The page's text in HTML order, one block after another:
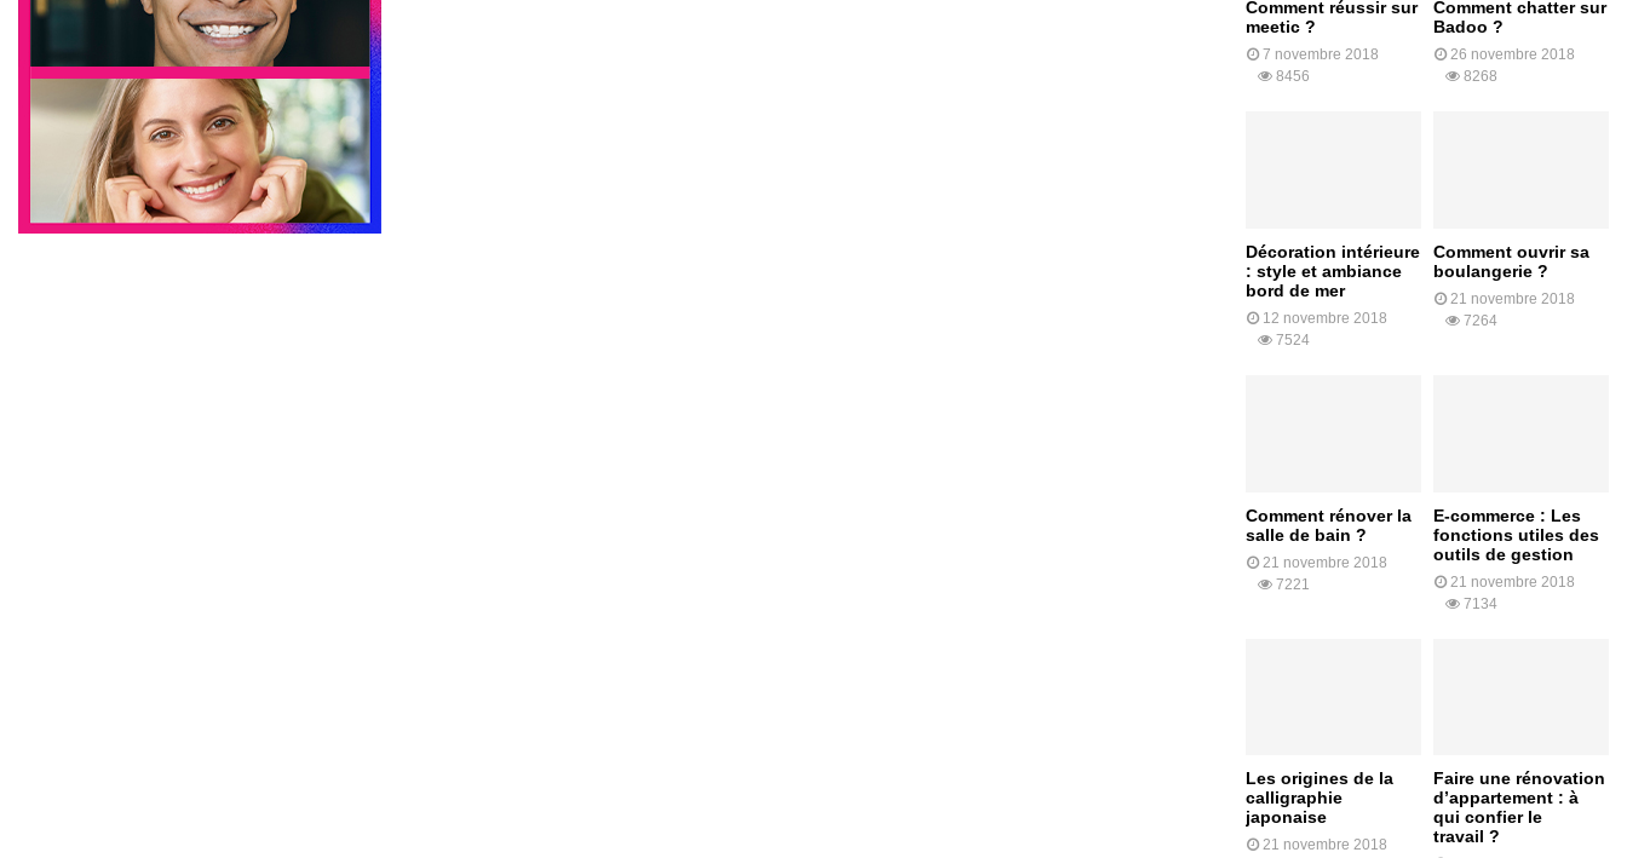
Comment réussir sur
meetic ?
7 novembre 2018
8456
Comment chatter sur
Badoo ?
26 novembre 2018
8268
Décoration intérieure
: style et ambiance
bord de mer
12 novembre 2018
7524
Comment ouvrir sa
boulangerie ?
21 novembre 2018
7264
Comment rénover la
salle de bain ?
21 novembre 2018
7221
E-commerce : Les
fonctions utiles des
outils de gestion
21 novembre 2018
7134
Les origines de la
calligraphie
japonaise
21 novembre 2018
Faire une rénovation
d’appartement : à
qui confier le
travail ?